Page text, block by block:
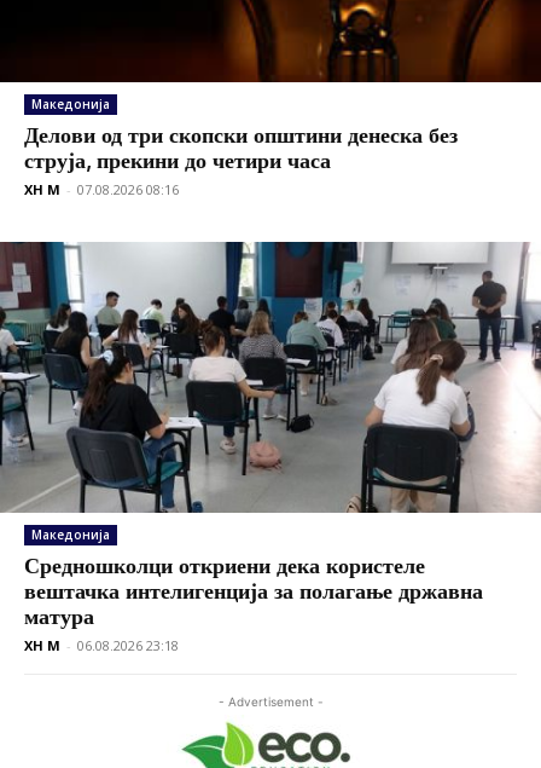
Македонија
Делови од три скопски општини денеска без
струја, прекини до четири часа
XH M - 07.08.2026 08:16
Македонија
Средношколци откриени дека користеле
вештачка интелигенција за полагање државна
матура
XH M - 06.08.2026 23:18
- Advertisement -